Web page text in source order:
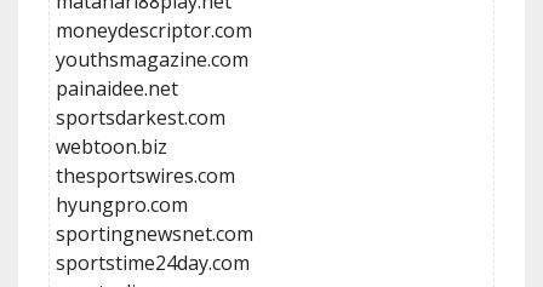
moneydescriptor.com
youthsmagazine.com
painaidee.net
sportsdarkest.com
webtoon.biz
thesportswires.com
hyungpro.com
sportingnewsnet.com
sportstime24day.com